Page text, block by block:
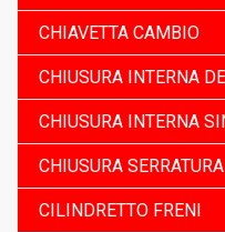
CHIAVETTA CAMBIO
CHIUSURA INTERNA
CHIUSURA INTERNA
CHIUSURA
CILINDRETTO FRENI